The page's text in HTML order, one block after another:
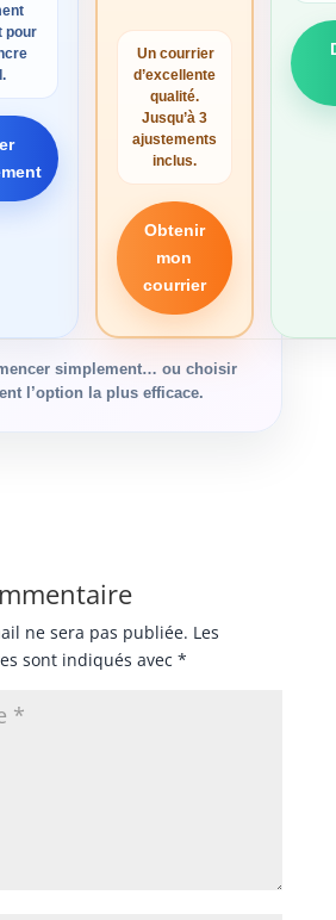
pour
Un courrier
d’excellente
qualité.
Jusqu’à 3
ajustements
inclus.
Obtenir
mon
courrier
simplement… ou choisir
l’option la plus efficace.
ne sera pas publiée. Les
sont indiqués avec *